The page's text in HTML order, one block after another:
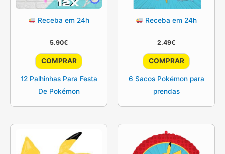
Receba em 24h
5.90€
COMPRAR
12 Palhinhas Para Festa
De Pokémon
Receba em 24h
2.49€
COMPRAR
6 Sacos Pokémon para
prendas